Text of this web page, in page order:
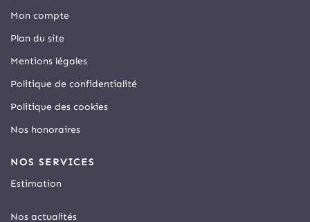
Mon compte
Plan du site
Mentions légales
Politique de confidentialité
Politique des cookies
Nos honoraires
NOS SERVICES
Estimation
Nos actualités